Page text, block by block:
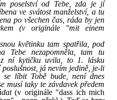
poselství od Tebe, zda je jí
ve svátost manželství, a tu
po všechen čas, ráda by jen
(v originále "mit einem
květinku tam spatřila, pod
Tebe nezapomněla, tam tu
ní kytičku uvila, to 1. lásku
já nevím jedině, je-li
líbit Tobě bude, není dnes
musí taky te závdavek předem
(v originále "dass ich mich